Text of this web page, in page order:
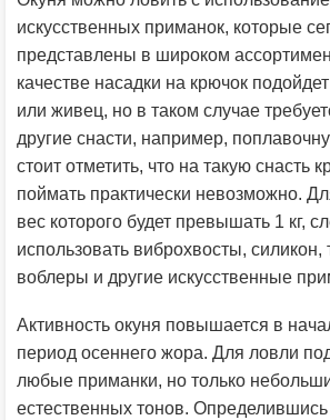
искусственных приманок, которые
представлены в широком
качестве насадки на крючок
или живец, но в таком случае
другие снасти, например,
стоит отметить, что на такую снасть
поймать практически невозможно.
вес которого будет превышать 1 кг,
использовать виброхвосты, силикон,
воблеры и другие искусственные
Активность окуня повышается в
период осеннего жора. Для ловли
любые приманки, но только
естественных тонов.